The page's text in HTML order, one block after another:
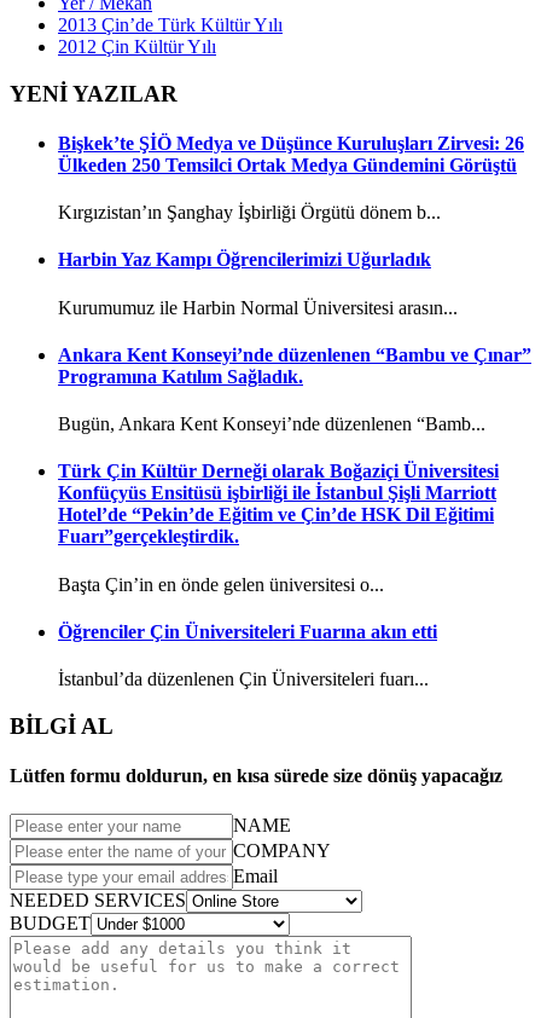
2013 Çin’de Türk Kültür Yılı
2012 Çin Kültür Yılı
YENİ YAZILAR
Bişkek’te ŞİÖ Medya ve Düşünce Kuruluşları Zirvesi: 26
Ülkeden 250 Temsilci Ortak Medya Gündemini Görüştü
Kırgızistan’ın Şanghay İşbirliği Örgütü dönem b...
Harbin Yaz Kampı Öğrencilerimizi Uğurladık
Kurumumuz ile Harbin Normal Üniversitesi arasın...
Ankara Kent Konseyi’nde düzenlenen “Bambu ve Çınar”
Programına Katılım Sağladık.
Bugün, Ankara Kent Konseyi’nde düzenlenen “Bamb...
Türk Çin Kültür Derneği olarak Boğaziçi Üniversitesi
Konfüçyüs Ensitüsü işbirliği ile İstanbul Şişli Marriott
Hotel’de “Pekin’de Eğitim ve Çin’de HSK Dil Eğitimi
Fuarı”gerçekleştirdik.
Başta Çin’in en önde gelen üniversitesi o...
Öğrenciler Çin Üniversiteleri Fuarına akın etti
İstanbul’da düzenlenen Çin Üniversiteleri fuarı...
BİLGİ AL
Lütfen formu doldurun, en kısa sürede size dönüş yapacağız
NAME
COMPANY
Email
NEEDED SERVICES
BUDGET